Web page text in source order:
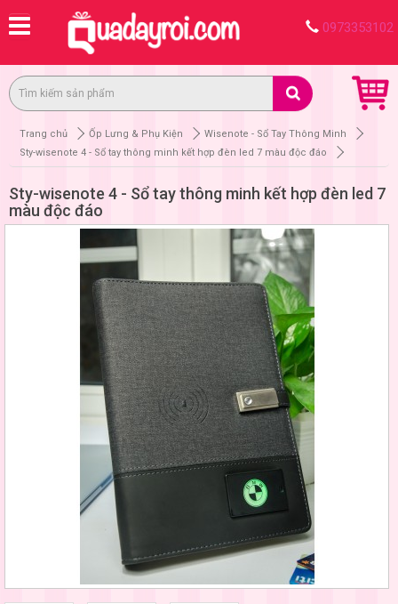
0973353102
Trang chủ Ốp Lưng & Phụ Kiện
Wisenote - Sổ Tay Thông Minh
Sty-wisenote 4 - Sổ tay thông minh kết hợp đèn led 7 màu độc đáo
Sty-wisenote 4 - Sổ tay thông minh kết hợp đèn led 7
màu độc đáo